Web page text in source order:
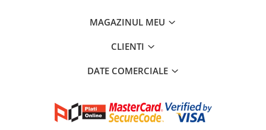
MAGAZINUL MEU
CLIENTI
DATE COMERCIALE